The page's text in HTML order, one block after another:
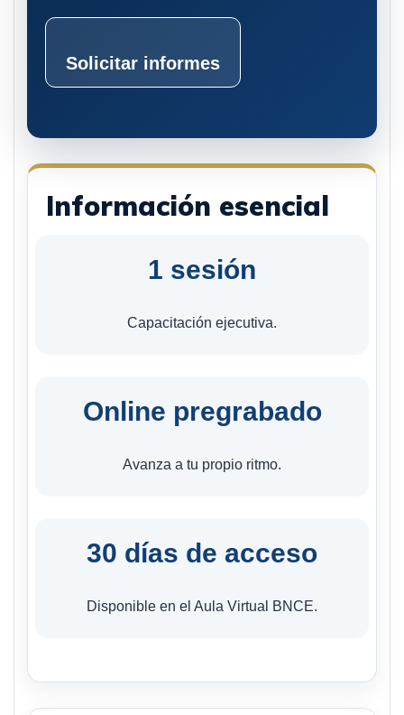
Solicitar informes
Información esencial
1 sesión
Capacitación ejecutiva.
Online pregrabado
Avanza a tu propio ritmo.
30 días de acceso
Disponible en el Aula Virtual BNCE.